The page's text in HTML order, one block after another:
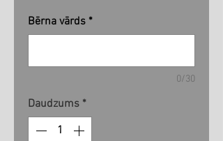
Bērna vārds *
0/30
Daudzums *